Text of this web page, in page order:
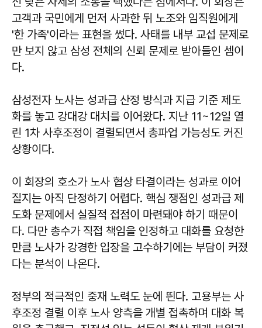
고객과 국민에게 먼저 사과한 뒤 노조와 임직원에게
'한 가족'이라는 표현을 썼다. 사태를 내부 교섭 문제로
만 보지 않고 삼성 전체의 신뢰 문제로 받아들인 셈이
다.
삼성전자 노사는 성과급 산정 방식과 지급 기준 제도
화를 놓고 강대강 대치를 이어왔다. 지난 11~12일 열
린 1차 사후조정이 결렬되면서 총파업 가능성도 커진
상황이다.
이 회장의 호소가 노사 협상 타결이라는 성과로 이어
질지는 아직 단정하기 어렵다. 핵심 쟁점인 성과급 제
도화 문제에서 실질적 접점이 마련돼야 하기 때문이
다. 다만 총수가 직접 책임을 인정하고 대화를 요청한
만큼 노사가 강경한 입장을 고수하기에는 부담이 커졌
다는 분석이 나온다.
정부의 적극적인 중재 노력도 눈에 띈다. 고용부는 사
후조정 결렬 이후 노사 양측을 개별 접촉하며 대화 복